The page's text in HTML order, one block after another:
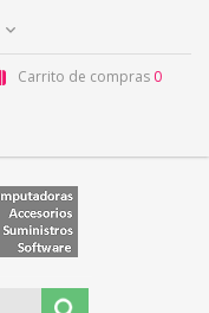
Carrito de compras 0